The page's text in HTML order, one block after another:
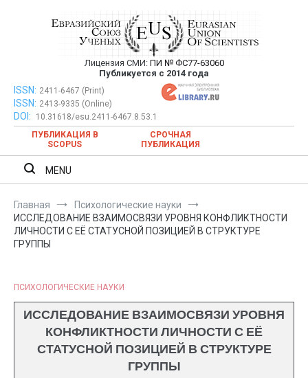
Евразийский Союз Ученых —
публикация научных статей в
ежемесячном научном журнале
Лицензия СМИ: ПИ № ФС77-63060
Публикуется с 2014 года
Евразийский Союз Ученых — публикация научных статей в
ежемесячном научном журнале
ISSN: 2411-6467 (Print)
ISSN: 2413-9335 (Online)
DOI:
10.31618/esu.2411-6467.8.53.1
ПУБЛИКАЦИЯ В
SCOPUS
СРОЧНАЯ
ПУБЛИКАЦИЯ
MENU
Главная
Психологические науки
ИССЛЕДОВАНИЕ ВЗАИМОСВЯЗИ УРОВНЯ КОНФЛИКТНОСТИ
ЛИЧНОСТИ С ЕЁ СТАТУСНОЙ ПОЗИЦИЕЙ В СТРУКТУРЕ
ГРУППЫ
ПСИХОЛОГИЧЕСКИЕ НАУКИ
ИССЛЕДОВАНИЕ ВЗАИМОСВЯЗИ УРОВНЯ
КОНФЛИКТНОСТИ ЛИЧНОСТИ С ЕЁ
СТАТУСНОЙ ПОЗИЦИЕЙ В СТРУКТУРЕ
ГРУППЫ